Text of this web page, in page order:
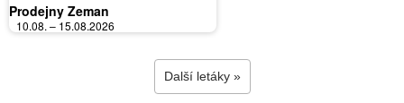
Prodejny Zeman
10.08. – 15.08.2026
Další letáky »